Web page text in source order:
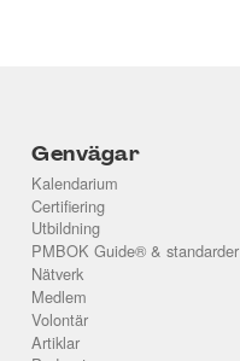
Genvägar
Kalendarium
Certifiering
Utbildning
PMBOK Guide® & standarder
Nätverk
Medlem
Volontär
Artiklar